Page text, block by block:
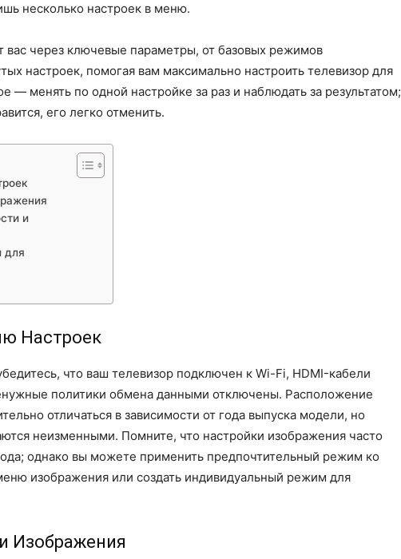
несколько настроек в меню.
вас через ключевые параметры, от базовых режимов
настроек, помогая вам максимально настроить телевизор для
— менять по одной настройке за раз и наблюдать за результатом;
его легко отменить.
и
для
Настроек
что ваш телевизор подключен к Wi-Fi, HDMI-кабели
политики обмена данными отключены. Расположение
отличаться в зависимости от года выпуска модели, но
неизменными. Помните, что настройки изображения часто
однако вы можете применить предпочтительный режим ко
изображения или создать индивидуальный режим для
Изображения